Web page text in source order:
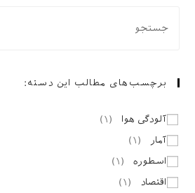
برچسب‌های مطالب این دسته:
آلودگی هوا ( ۱ )
آمار
( ۱ )
اسطوره
( ۱ )
اقتصاد
( ۱ )